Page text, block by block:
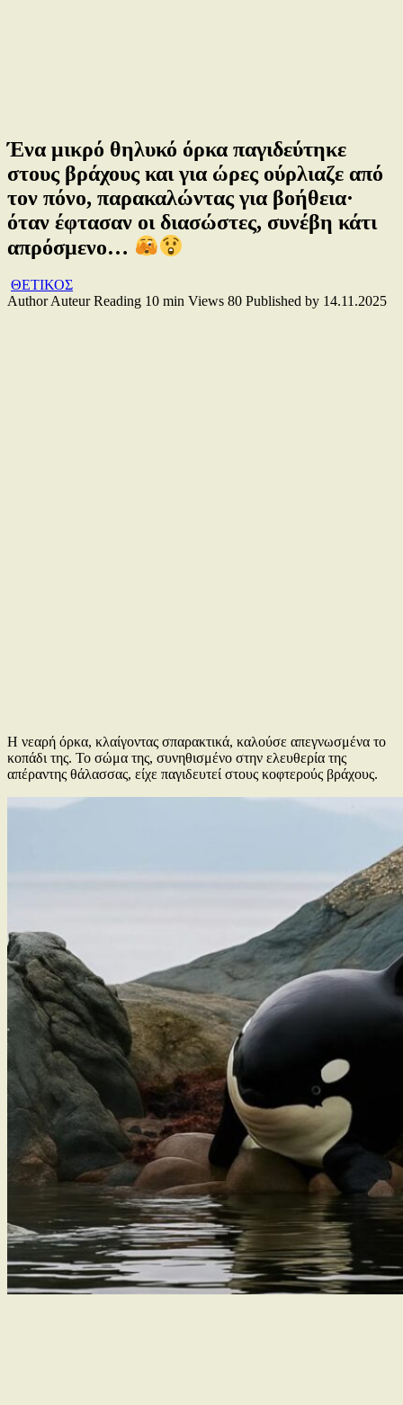
Ένα μικρό θηλυκό όρκα παγιδεύτηκε
στους βράχους και για ώρες ούρλιαζε από
τον πόνο, παρακαλώντας για βοήθεια·
όταν έφτασαν οι διασώστες, συνέβη κάτι
απρόσμενο…
ΘΕΤΙΚΟΣ
AuthorAuteur Reading 10 min Views 80 Published by 14.11.2025
Η νεαρή όρκα, κλαίγοντας σπαρακτικά, καλούσε απεγνωσμένα το
κοπάδι της. Το σώμα της, συνηθισμένο στην ελευθερία της
απέραντης θάλασσας, είχε παγιδευτεί στους κοφτερούς βράχους.